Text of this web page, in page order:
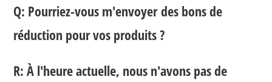
Q: Pourriez-vous m'envoyer des bons de
réduction pour vos produits ?
R: À l'heure actuelle, nous n'avons pas de